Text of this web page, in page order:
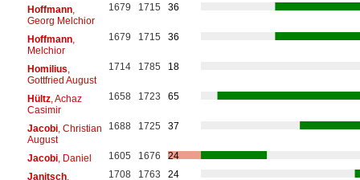
Hoffmann,
Georg Melchior
1679 1715 36
Hoffmann,
Melchior
1679 1715 36
Homilius
Gottfried August
1714 1785 18
Hültz, Achaz
Casimir
1658 1723 65
Jacobi, Christian
August
1688 1725 37
Jacobi, Daniel 1605 1676
24
Janitsch,
1708 1763 24